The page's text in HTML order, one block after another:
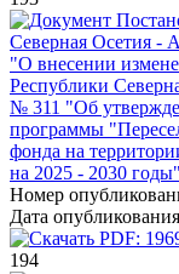
Северная Осетия -
"О внесении
Республики
№ 311 "Об
программы
фонда на
на 2025 - 2030 годы"
Номер
Дата
PDF:
194